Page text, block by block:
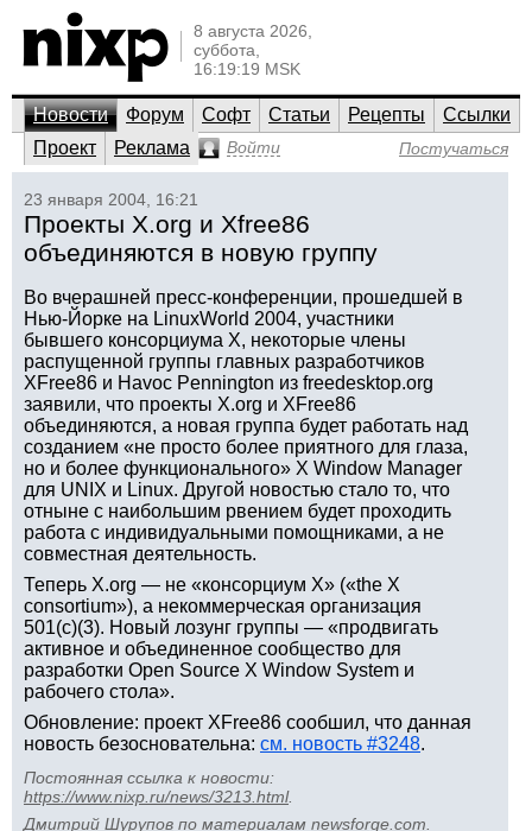
8 августа 2026,
суббота,
16:19:19 MSK
Новости Форум Софт Статьи Рецепты
Ссылки
Проект
Реклама Войти Постучаться
23 января 2004, 16:21
Проекты X.org и Xfree86
объединяются в новую группу
Во вчерашней пресс-конференции, прошедшей в
Нью-Йорке на LinuxWorld 2004, участники
бывшего консорциума X, некоторые члены
распущенной группы главных разработчиков
XFree86 и Havoc Pennington из freedesktop.org
заявили, что проекты X.org и XFree86
объединяются, а новая группа будет работать над
созданием «не просто более приятного для глаза,
но и более функционального» X Window Manager
для UNIX и Linux. Другой новостью стало то, что
отныне с наибольшим рвением будет проходить
работа с индивидуальными помощниками, а не
совместная деятельность.
Теперь X.org — не «консорциум X» («the X
consortium»), а некоммерческая организация
501(c)(3). Новый лозунг группы — «продвигать
активное и объединенное сообщество для
разработки Open Source X Window System и
рабочего стола».
Обновление: проект XFree86 сообшил, что данная
новость безосновательна: см. новость #3248.
Постоянная ссылка к новости:
https://www.nixp.ru/news/3213.html.
Дмитрий Шурупов по материалам newsforge.com